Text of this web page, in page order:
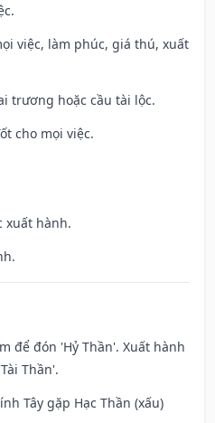
việc, làm phúc, giá thú, xuất
trương hoặc cầu tài lộc.
cho mọi việc.
xuất hành.
để đón 'Hỷ Thần'. Xuất hành
Thần'.
Tây gặp Hạc Thần (xấu)